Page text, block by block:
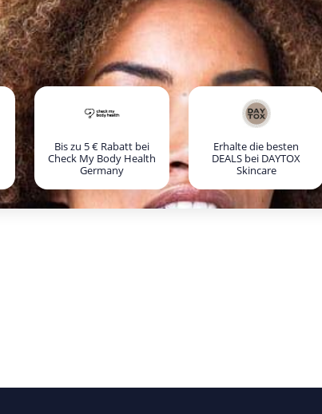
Bis zu 5 € Rabatt bei
Check My Body Health
Germany
Erhalte die besten
DEALS bei DAYTOX
Skincare